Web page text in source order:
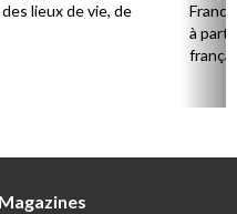
lieux de vie, de
à
Magazines